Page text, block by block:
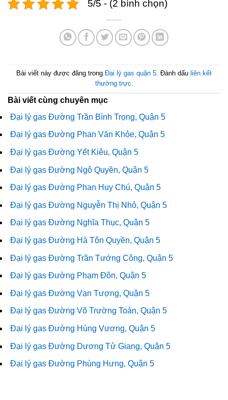
5/5 - (2 bình chọn)
Bài viết này được đăng trong Đại lý gas quận 5. Đánh dấu liên kết
thường trực.
Bài viết cùng chuyên mục
Đại lý gas Đường Trần Bình Trọng, Quận 5
Đại lý gas Đường Phan Văn Khỏe, Quận 5
Đại lý gas Đường Yết Kiêu, Quận 5
Đại lý gas Đường Ngô Quyền, Quận 5
Đại lý gas Đường Phan Huy Chú, Quận 5
Đại lý gas Đường Nguyễn Thị Nhỏ, Quận 5
Đại lý gas Đường Nghĩa Thục, Quận 5
Đại lý gas Đường Hà Tôn Quyền, Quận 5
Đại lý gas Đường Trần Tướng Công, Quận 5
Đại lý gas Đường Phạm Đôn, Quận 5
Đại lý gas Đường Vạn Tượng, Quận 5
Đại lý gas Đường Võ Trường Toản, Quận 5
Đại lý gas Đường Hùng Vương, Quận 5
Đại lý gas Đường Dương Tử Giang, Quận 5
Đại lý gas Đường Phùng Hưng, Quận 5